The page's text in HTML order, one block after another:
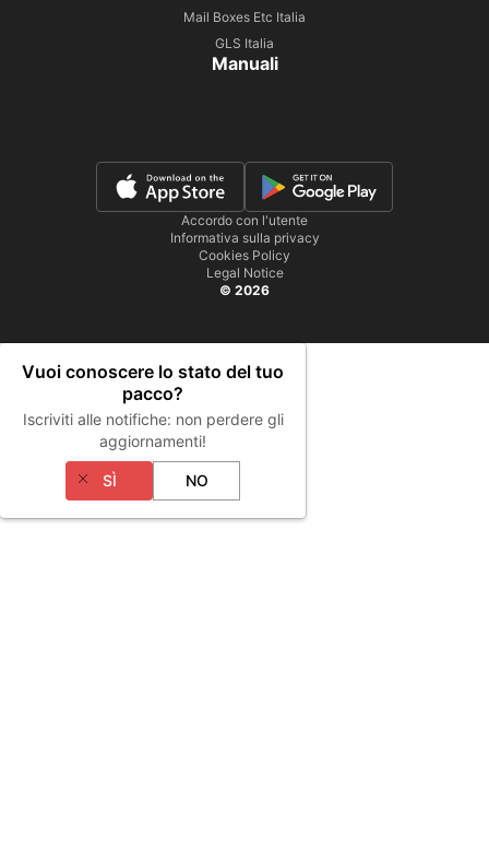
Mail Boxes Etc Italia
GLS Italia
Manuali
Accordo con l'utente
Informativa sulla privacy
Cookies Policy
Legal Notice
© 2026
Vuoi conoscere lo stato del tuo
pacco?
Iscriviti alle notifiche: non perdere gli
aggiornamenti!
SÌ NO